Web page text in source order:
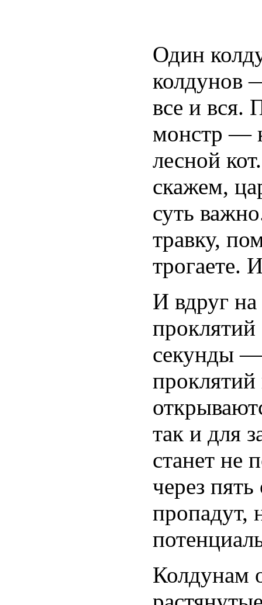
Один
колдунов
все и вся.
монстр —
лесной
скажем,
суть
травку,
трогаете.
И вдруг
секунды —
проклятий
так и для
станет не
через
пропадут,
Колдунам